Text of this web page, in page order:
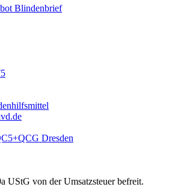
Blindenbrief
Dresden
UStG von der Umsatzsteuer befreit.